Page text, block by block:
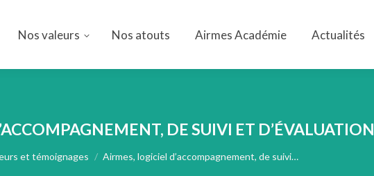
Nos valeurs Nos atouts Airmes Académie Actualités
DE SUIVI ET D’ÉVALUATION
et témoignages Airmes, logiciel d’accompagnement, de suivi…